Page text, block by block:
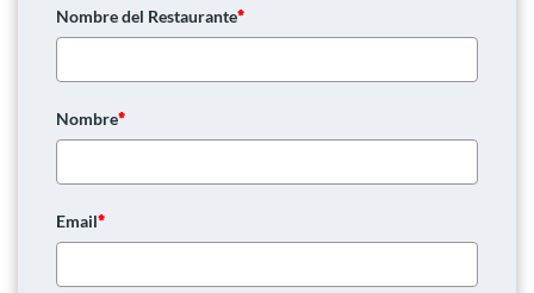
Nombre del Restaurante*
Nombre*
Email*